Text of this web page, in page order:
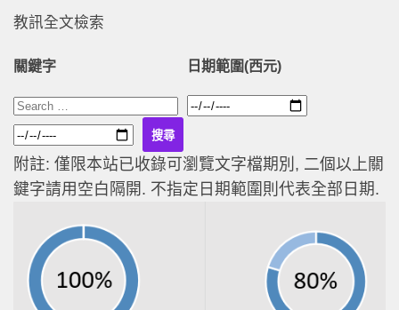
教訊全文檢索
關鍵字 日期範圍(西元)
附註: 僅限本站已收錄可瀏覽文字檔期別, 二個以上關
鍵字請用空白隔開. 不指定日期範圍則代表全部日期.